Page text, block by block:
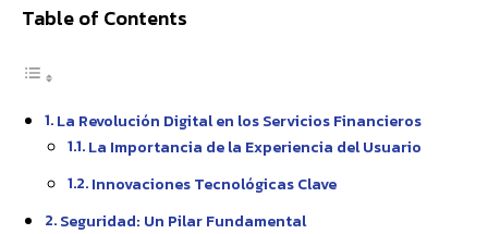
Table of Contents
La Revolución Digital en los Servicios Financieros
La Importancia de la Experiencia del Usuario
Innovaciones Tecnológicas Clave
Seguridad: Un Pilar Fundamental